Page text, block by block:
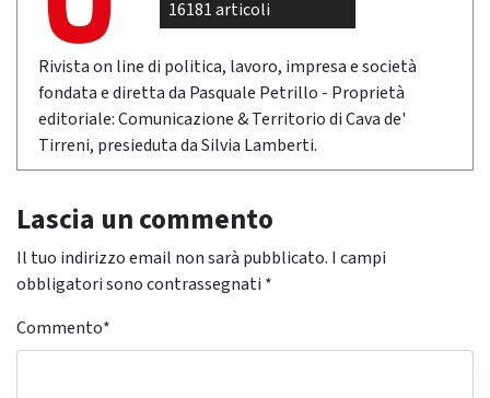
16181 articoli
Rivista on line di politica, lavoro, impresa e società
fondata e diretta da Pasquale Petrillo - Proprietà
editoriale: Comunicazione & Territorio di Cava de'
Tirreni, presieduta da Silvia Lamberti.
Lascia un commento
Il tuo indirizzo email non sarà pubblicato. I campi
obbligatori sono contrassegnati *
Commento*